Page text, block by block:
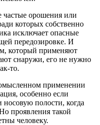
частые орошения или
которых собственно
исключает опасные
передозировке. И
который применяют
снаружи, его не нужно
то.
применении
особенно если
полости, когда
проявления такой
человеку.